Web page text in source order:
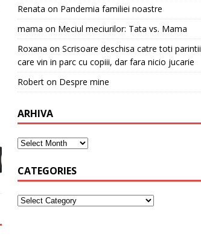
Renata on Pandemia familiei noastre
mama on Meciul meciurilor: Tata vs. Mama
Roxana on Scrisoare deschisa catre toti parintii
care vin in parc cu copiii, dar fara nicio jucarie
Roberton Despre mine
ARHIVA
CATEGORIES